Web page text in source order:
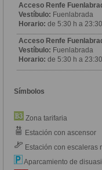
Acceso Renfe
Vestíbulo: Fuenlabrada
Horario: de 5:30 h a
Acceso Renfe
Vestíbulo: Fuenlabrada
Horario: de 5:30 h a
Símbolos
Zona tarifaria
Estación con ascensor
Estación con escaleras
Aparcamiento de